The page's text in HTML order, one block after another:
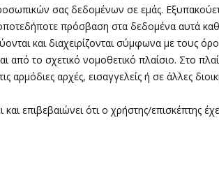
σας δεδομένων σε εμάς.
πρόσβαση στα δεδομένα αυτά
και διαχειρίζονται σύμφωνα με τους
από το σχετικό νομοθετικό πλαίσιο. Στο
αρχές, εισαγγελείς ή σε άλλες
επιβεβαιώνει ότι ο χρήστης/επισκέπτης